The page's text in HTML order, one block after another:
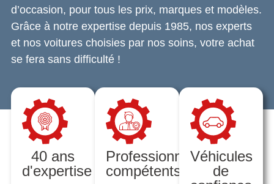
d’occasion, pour tous les prix, marques et modèles.
Grâce à notre expertise depuis 1985, nos experts
et nos voitures choisies par nos soins, votre achat
se fera sans difficulté !
40 ans
d'expertise
Professionnels
compétents
Véhicules
de